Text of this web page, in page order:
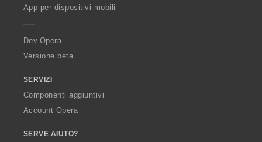
p
a
App per dispositivi mobili
Dev.Opera
Versione beta
SERVIZI
Componenti aggiuntivi
Account Opera
SERVE AIUTO?